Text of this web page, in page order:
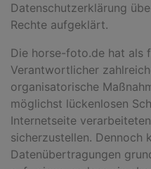
Datenschutzerklärung
Rechte aufgeklärt.
Die horse-foto.de hat als
Verantwortlicher
organisatorische
möglichst lückenlosen
Internetseite
sicherzustellen. Dennoch
Datenübertragungen